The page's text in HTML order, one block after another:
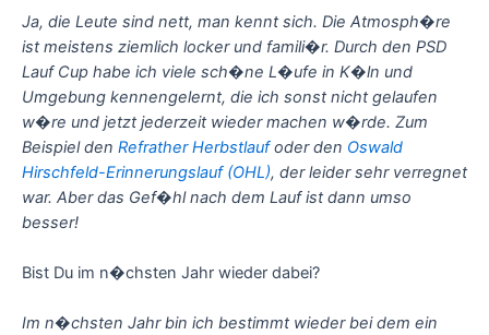
Ja, die Leute sind nett, man kennt sich. Die Atmosph�re
ist meistens ziemlich locker und famili�r. Durch den PSD
Lauf Cup habe ich viele sch�ne L�ufe in K�ln und
Umgebung kennengelernt, die ich sonst nicht gelaufen
w�re und jetzt jederzeit wieder machen w�rde. Zum
Beispiel den Refrather Herbstlaufoder den Oswald
Hirschfeld-Erinnerungslauf (OHL), der leider sehr verregnet
war. Aber das Gef�hl nach dem Lauf ist dann umso
besser!
Bist Du im n�chsten Jahr wieder dabei?
Im n�chsten Jahr bin ich bestimmt wieder bei dem ein